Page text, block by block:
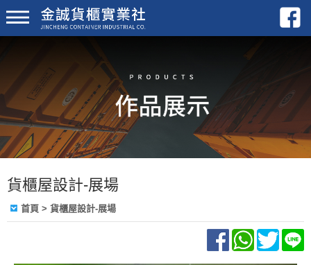
貨櫃屋設計-展場
首頁 > 貨櫃屋設計-展場